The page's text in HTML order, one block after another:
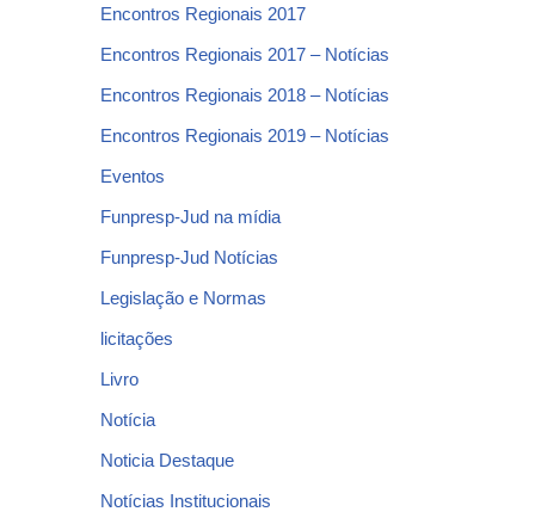
Encontros Regionais 2017
Encontros Regionais 2017 – Notícias
Encontros Regionais 2018 – Notícias
Encontros Regionais 2019 – Notícias
Eventos
Funpresp-Jud na mídia
Funpresp-Jud Notícias
Legislação e Normas
licitações
Livro
Notícia
Noticia Destaque
Notícias Institucionais